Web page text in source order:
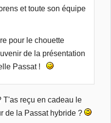
et toute son équipe
pour le chouette
de la présentation
Passat !
T'as reçu en cadeau le
de la Passat hybride ?